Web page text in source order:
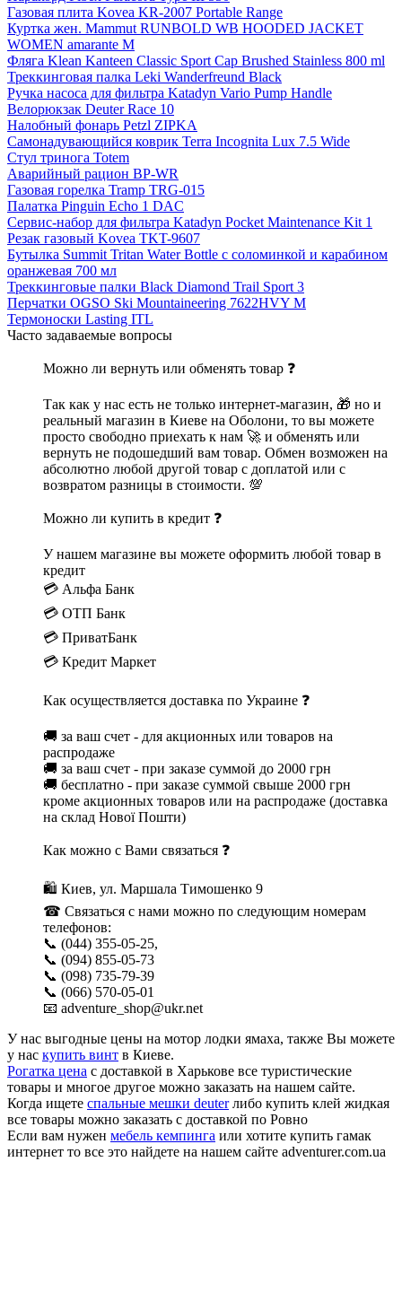
Газовая плита Kovea KR-2007 Portable Range
Куртка жен. Mammut RUNBOLD WB HOODED JACKET
WOMEN amarante M
Фляга Klean Kanteen Classic Sport Cap Brushed Stainless 800 ml
Треккинговая палка Leki Wanderfreund Black
Ручка насоса для фильтра Katadyn Vario Pump Handle
Велорюкзак Deuter Race 10
Налобный фонарь Petzl ZIPKA
Самонадувающийся коврик Terra Incognita Lux 7.5 Wide
Стул тринога Totem
Аварийный рацион BP-WR
Газовая горелка Tramp TRG-015
Палатка Pinguin Echo 1 DAC
Сервис-набор для фильтра Katadyn Pocket Maintenance Kit 1
Резак газовый Kovea TKT-9607
Бутылка Summit Tritan Water Bottle с соломинкой и карабином
оранжевая 700 мл
Треккинговые палки Black Diamond Trail Sport 3
Перчатки OGSO Ski Mountaineering 7622HVY M
Термоноски Lasting ITL
Часто задаваемые вопросы
Можно ли вернуть или обменять товар ❓
Так как у нас есть не только интернет-магазин, 🎁 но и
реальный магазин в Киеве на Оболони, то вы можете
просто свободно приехать к нам 🚀 и обменять или
вернуть не подошедший вам товар. Обмен возможен на
абсолютно любой другой товар с доплатой или с
возвратом разницы в стоимости. 💯
Можно ли купить в кредит ❓
У нашем магазине вы можете оформить любой товар в
кредит
💳 Альфа Банк
💳 ОТП Банк
💳 ПриватБанк
💳 Кредит Маркет
Как осуществляется доставка по Украине ❓
🚚 за ваш счет - для акционных или товаров на
распродаже
🚚 за ваш счет - при заказе суммой до 2000 грн
🚚 бесплатно - при заказе суммой свыше 2000 грн
кроме акционных товаров или на распродаже (доставка
на склад Нової Пошти)
Как можно с Вами связаться ❓
🛍 Киев, ул. Маршала Тимошенко 9
☎ Связаться с нами можно по следующим номерам
телефонов:
📞 (044) 355-05-25,
📞 (094) 855-05-73
📞 (098) 735-79-39
📞 (066) 570-05-01
📧 adventure_shop@ukr.net
У нас выгодные цены на мотор лодки ямаха, также Вы можете
у нас купить винт в Киеве.
Рогатка цена с доставкой в Харькове все туристические
товары и многое другое можно заказать на нашем сайте.
Когда ищете спальные мешки deuterлибо купить клей жидкая
все товары можно заказать с доставкой по Ровно
Если вам нужен мебель кемпинга или хотите купить гамак
интернет то все это найдете на нашем сайте adventurer.com.ua